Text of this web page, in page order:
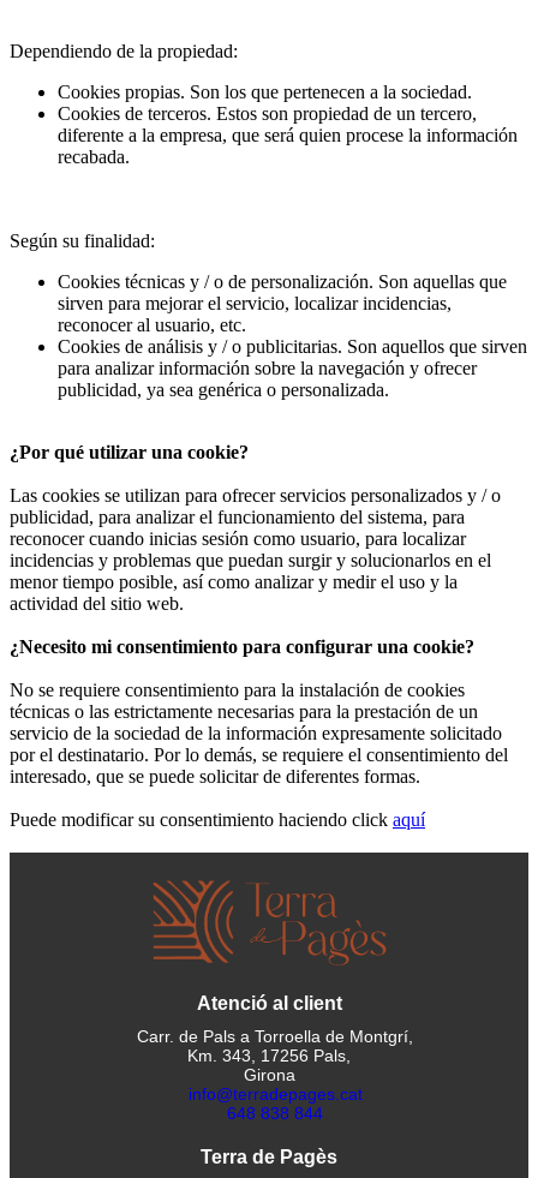
Dependiendo de la propiedad:
Cookies propias. Son los que pertenecen a la sociedad.
Cookies de terceros. Estos son propiedad de un tercero,
diferente a la empresa, que será quien procese la información
recabada.
Según su finalidad:
Cookies técnicas y / o de personalización. Son aquellas que
sirven para mejorar el servicio, localizar incidencias,
reconocer al usuario, etc.
Cookies de análisis y / o publicitarias. Son aquellos que sirven
para analizar información sobre la navegación y ofrecer
publicidad, ya sea genérica o personalizada.
¿Por qué utilizar una cookie?
Las cookies se utilizan para ofrecer servicios personalizados y / o
publicidad, para analizar el funcionamiento del sistema, para
reconocer cuando inicias sesión como usuario, para localizar
incidencias y problemas que puedan surgir y solucionarlos en el
menor tiempo posible, así como analizar y medir el uso y la
actividad del sitio web.
¿Necesito mi consentimiento para configurar una cookie?
No se requiere consentimiento para la instalación de cookies
técnicas o las estrictamente necesarias para la prestación de un
servicio de la sociedad de la información expresamente solicitado
por el destinatario. Por lo demás, se requiere el consentimiento del
interesado, que se puede solicitar de diferentes formas.
Puede modificar su consentimiento haciendo click aquí
Atenció al client
Carr. de Pals a Torroella de Montgrí,
Km. 343, 17256 Pals,
Girona
info@terradepages.cat
648 838 844
Terra de Pagès